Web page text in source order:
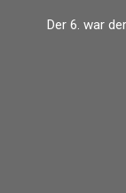
Der 6. war